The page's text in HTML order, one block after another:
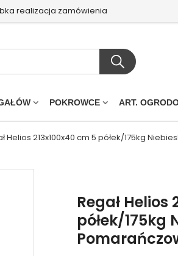
realizacja zamówienia
POKROWCE ART.
Helios 213x100x40 cm 5 półek/175kg
Regał Helios
półek/175kg